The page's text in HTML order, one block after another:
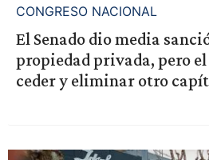
CONGRESO NACIONAL
El Senado dio media
propiedad privada, pero
ceder y eliminar otro